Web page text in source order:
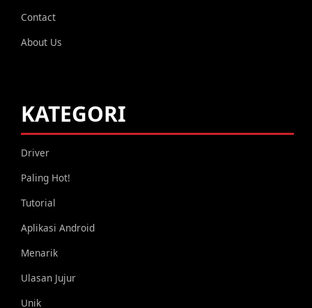
Contact
About Us
KATEGORI
Driver
Paling Hot!
Tutorial
Aplikasi Android
Menarik
Ulasan Jujur
Unik